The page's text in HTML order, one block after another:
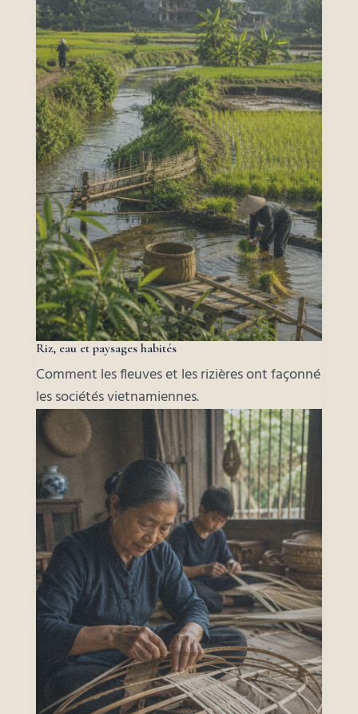
Riz, eau et paysages habités
Comment les fleuves et les rizières ont façonné
les sociétés vietnamiennes.